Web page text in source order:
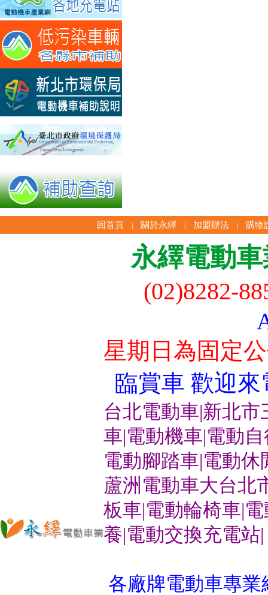
回首頁 | 關於永繹 | 加盟辦法 | 購物
永繹電動
(02)8282-
星期日為固定
臨賞車 歡迎來
台北電動車|新北
車|電動機車|電動
電動腳踏車|電動休
蘆洲電動車大台北
板車|電動輪椅車|
養|電動交換充電站|
各廠牌電動車專業